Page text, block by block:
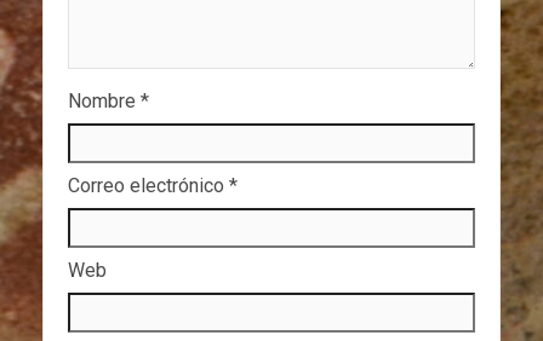
Nombre *
Correo electrónico *
Web